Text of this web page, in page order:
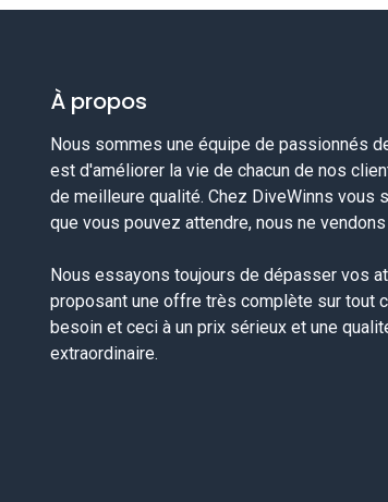
À propos
Nous sommes une équipe de passionnés
est d'améliorer la vie de chacun de nos
de meilleure qualité. Chez DiveWinns vous
que vous pouvez attendre, nous ne
Nous essayons toujours de dépasser vos
proposant une offre très complète sur tout
besoin et ceci à un prix sérieux et une
extraordinaire.